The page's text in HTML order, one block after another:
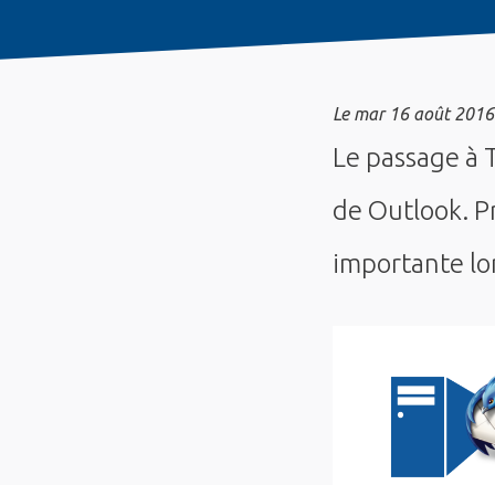
Le mar 16 août 2016
Le passage
de Outlook.
importante